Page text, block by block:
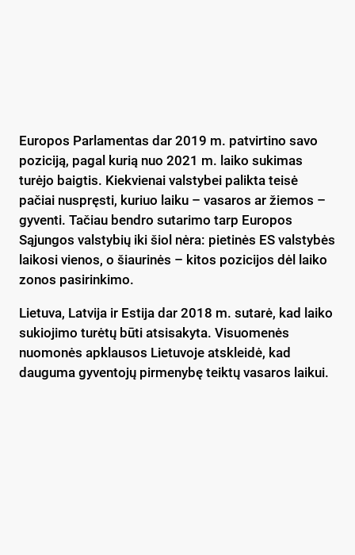
Europos Parlamentas dar 2019 m. patvirtino savo
poziciją, pagal kurią nuo 2021 m. laiko sukimas
turėjo baigtis. Kiekvienai valstybei palikta teisė
pačiai nuspręsti, kuriuo laiku – vasaros ar žiemos –
gyventi. Tačiau bendro sutarimo tarp Europos
Sąjungos valstybių iki šiol nėra: pietinės ES valstybės
laikosi vienos, o šiaurinės – kitos pozicijos dėl laiko
zonos pasirinkimo.
Lietuva, Latvija ir Estija dar 2018 m. sutarė, kad laiko
sukiojimo turėtų būti atsisakyta. Visuomenės
nuomonės apklausos Lietuvoje atskleidė, kad
dauguma gyventojų pirmenybę teiktų vasaros laikui.